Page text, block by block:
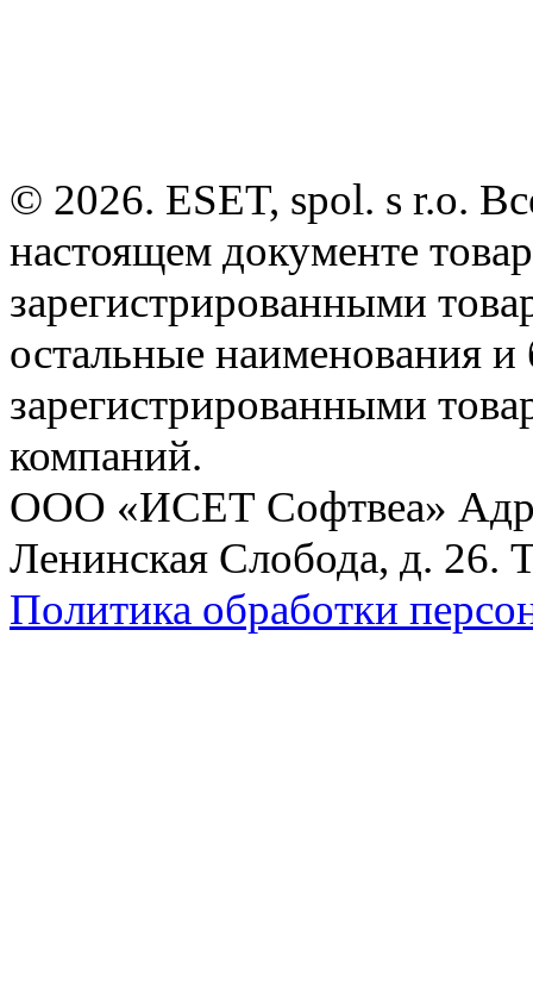
© 2026. ESET, spol. s r.o.
настоящем документе
зарегистрированными
остальные наименования
зарегистрированными
компаний.
ООО «ИСЕТ Софтвеа»
Ленинская Слобода, д. 26.
Политика обработки